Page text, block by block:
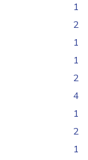
1
2
1
1
2
4
1
2
1